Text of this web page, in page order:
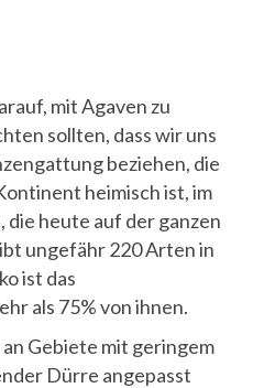
mit Agaven zu
sollten, dass wir uns
beziehen, die
heimisch ist, im
heute auf der ganzen
ungefähr 220 Arten in
ist das
als 75% von ihnen.
Gebiete mit geringem
Dürre angepasst